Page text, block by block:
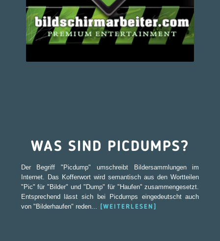
WAS SIND PICDUMPS?
Der Begriff "Picdump" umschreibt Bildersammlungen im
Internet. Das Kofferwort wird semantisch aus den Wortteilen
"Pic" für "Bilder" und "Dump" für "Haufen" zusammengesetzt.
Entsprechend lässt sich bei Picdumps eingedeutscht auch
von "Bilderhaufen" reden...
[WEITERLESEN]